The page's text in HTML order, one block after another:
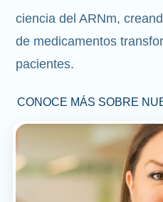
ciencia del ARNm,
de medicamentos
pacientes.
CONOCE MÁS SOBRE